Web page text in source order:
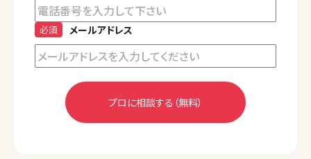
メールアドレス
必須